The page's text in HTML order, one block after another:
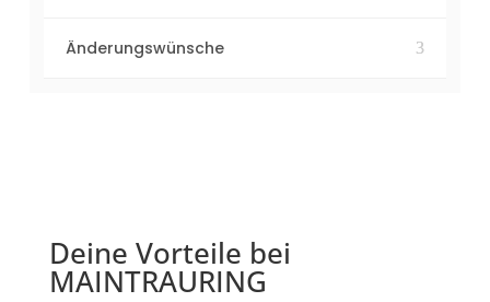
Änderungswünsche
Deine Vorteile bei
MAINTRAURING